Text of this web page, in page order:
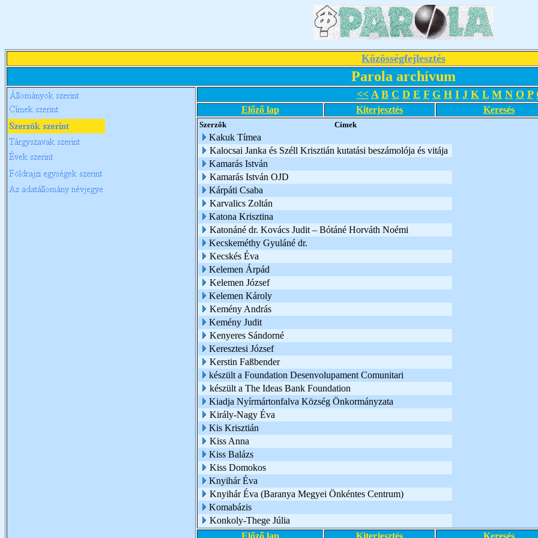
Közösségfejlesztés
Parola archívum
<< A B C D E F G H I J K L M N O P
Előző lap Kiterjesztés Keresés
Szerzők Címek
Kakuk Tímea
Kalocsai Janka és Széll Krisztián kutatási beszámolója és vitája
Kamarás István
Kamarás István OJD
Kárpáti Csaba
Karvalics Zoltán
Katona Krisztina
Katonáné dr. Kovács Judit – Bótáné Horváth Noémi
Kecskeméthy Gyuláné dr.
Kecskés Éva
Kelemen Árpád
Kelemen József
Kelemen Károly
Kemény András
Kemény Judit
Kenyeres Sándorné
Keresztesi József
Kerstin Faßbender
készült a Foundation Desenvolupament Comunitari
készült a The Ideas Bank Foundation
Kiadja Nyírmártonfalva Község Önkormányzata
Király-Nagy Éva
Kis Krisztián
Kiss Anna
Kiss Balázs
Kiss Domokos
Knyihár Éva
Knyihár Éva (Baranya Megyei Önkéntes Centrum)
Komabázis
Konkoly-Thege Júlia
Előző lap
Kiterjesztés Keresés